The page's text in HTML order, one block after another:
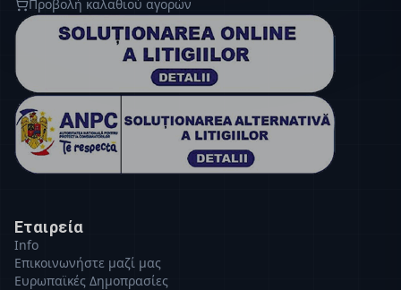
Προβολή καλαθιού αγορών
Εταιρεία
Info
Επικοινωνήστε μαζί μας
Ευρωπαϊκές Δημοπρασίες